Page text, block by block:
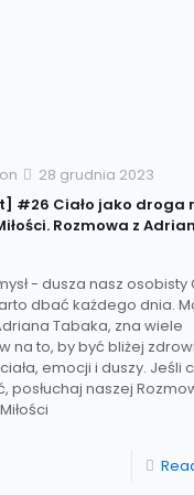
on
28 grudnia 2023
#26 Ciało jako droga
Rozmowa z
- dusza nasz osobisty
dbać każdego dnia.
Tabaka, zna wiele
na to, by być bliżej
emocji i duszy. Jeśli
posłuchaj naszej